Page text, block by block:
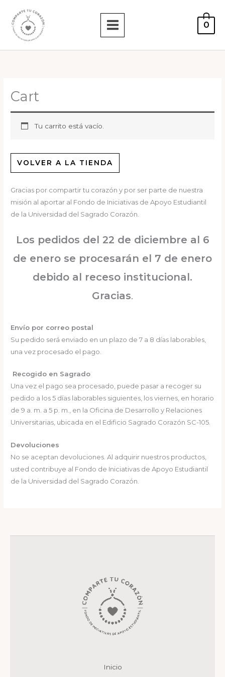
contenido
0
Cart
Tu carrito está vacío.
VOLVER A LA TIENDA
Gracias por compartir tu corazón y por ser parte de nuestra
misión al aportar al Fondo de Iniciativas de Apoyo Estudiantil
de la Universidad del Sagrado Corazón.
Los pedidos del 22 de diciembre al 6
de enero se procesarán el 7 de enero
debido al receso institucional.
Gracias.
Envío por correo postal
Su pedido será enviado en un plazo de 7 a 8 días laborables,
una vez procesado el pago.
Recogido en Sagrado
Una vez el pago sea procesado, puede pasar a recoger su
pedido a los 5 días laborables siguientes, los viernes, en horario
de 9 a. m. a 5 p. m., en la Oficina de Desarrollo y Relaciones
Universitarias, ubicada en el Edificio Sagrado Corazón SC-105.
Devoluciones
No se aceptan devoluciones. Al adquirir nuestros productos,
usted contribuye al Fondo de Iniciativas de Apoyo Estudiantil
de la Universidad del Sagrado Corazón.
Inicio